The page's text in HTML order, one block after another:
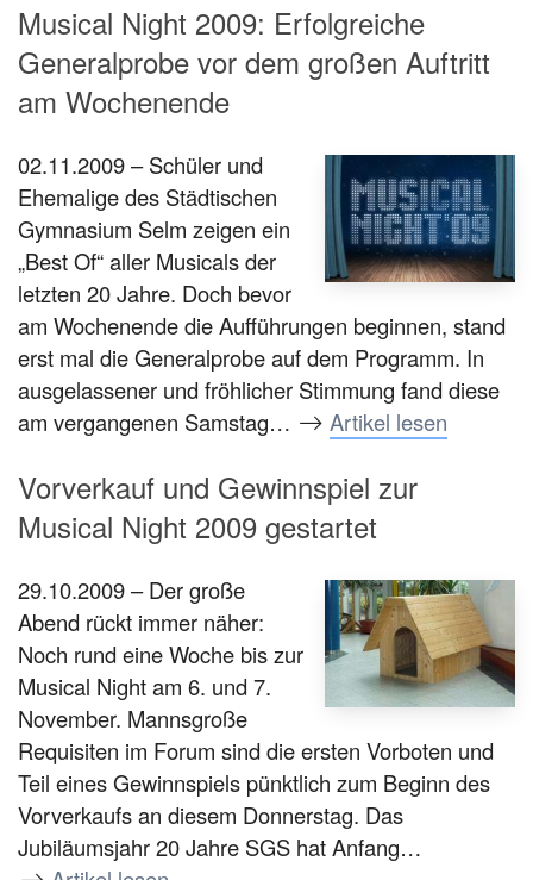
Musical Night 2009: Erfolgreiche
Generalprobe vor dem großen Auftritt
am Wochenende
02.11.2009 – Schüler und
Ehemalige des Städtischen
Gymnasium Selm zeigen ein
„Best Of“ aller Musicals der
letzten 20 Jahre. Doch bevor
am Wochenende die Aufführungen beginnen, stand
erst mal die Generalprobe auf dem Programm. In
ausgelassener und fröhlicher Stimmung fand diese
am vergangenen Samstag…
Artikel lesen
Vorverkauf und Gewinnspiel zur
Musical Night 2009 gestartet
29.10.2009 – Der große
Abend rückt immer näher:
Noch rund eine Woche bis zur
Musical Night am 6. und 7.
November. Mannsgroße
Requisiten im Forum sind die ersten Vorboten und
Teil eines Gewinnspiels pünktlich zum Beginn des
Vorverkaufs an diesem Donnerstag. Das
Jubiläumsjahr 20 Jahre SGS hat Anfang…